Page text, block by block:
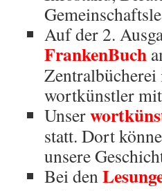
Auf der 2.
FrankenBuch
wortkünstler
Unser
statt. Dort
unsere
Bei den